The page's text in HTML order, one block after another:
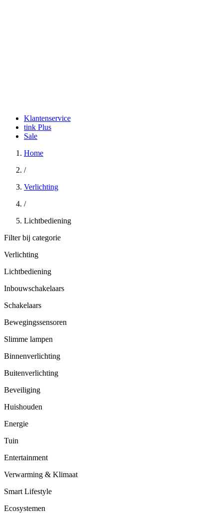
Klantenservice
tink Plus
Sale
Home
/
Verlichting
/
Lichtbediening
Filter bij categorie
Verlichting
Lichtbediening
Inbouwschakelaars
Schakelaars
Bewegingssensoren
Slimme lampen
Binnenverlichting
Buitenverlichting
Beveiliging
Huishouden
Energie
Tuin
Entertainment
Verwarming & Klimaat
Smart Lifestyle
Ecosystemen